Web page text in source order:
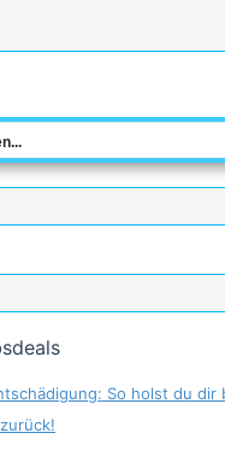
So holst du dir